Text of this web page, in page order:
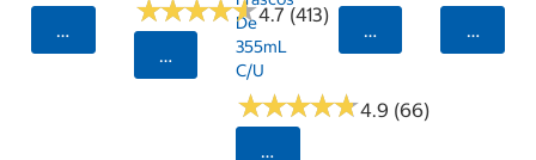
Agregar
★★★★★
★★★★★4.7 (413)
Seleccionar Código Postal
De
355mL
C/u
★★★★★
★★★★★4.9 (66)
Seleccionar Código Postal
Agregar